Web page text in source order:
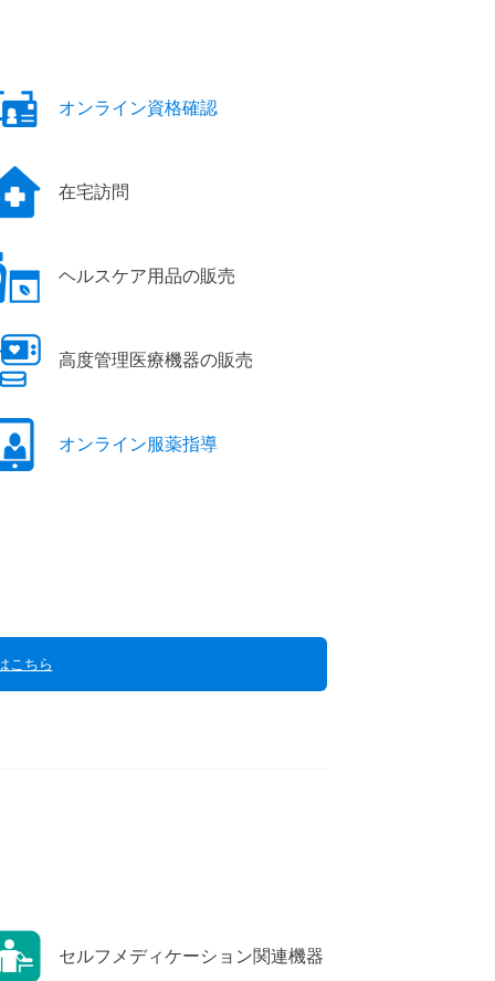
オンライン資格確認
在宅訪問
ヘルスケア用品の販売
高度管理医療機器の販売
オンライン服薬指導
こちら
セルフメディケーション関連機器